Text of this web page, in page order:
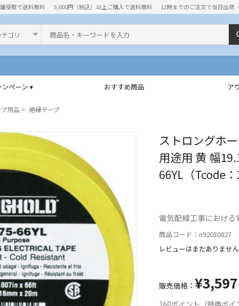
受取で送料無料 5,000円（税込）以上ご購入で送料無料 12時までのご注文で当日出荷（
ド
ペーン ▾ おすすめ商品 ア
プ用品 絶縁テープ
ストロングホ
用途用 黄 幅
66YL（Tcode：
電気配線工事における
商品コード：n92030827
レビューはまだありません
販売価格： ¥3,597
160ポイント（特典ポイ